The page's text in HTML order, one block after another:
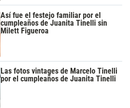
Así fue el festejo familiar por el
cumpleaños de Juanita Tinelli sin
Milett Figueroa
Las fotos vintages de Marcelo Tinelli
por el cumpleaños de Juanita Tinelli